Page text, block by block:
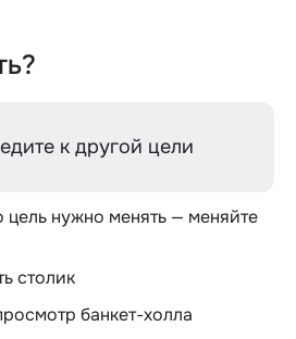
к другой цели
цель нужно менять — меняйте
столик
банкет-холла